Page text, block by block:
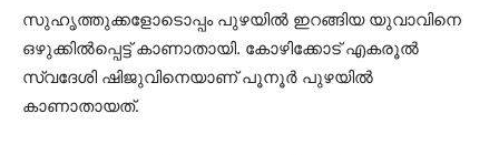
സുഹൃത്തുക്കളോടൊപ്പം പുഴയില്‍ ഇറങ്ങിയ യുവാവിനെ
ഒഴുക്കില്‍പ്പെട്ട് കാണാതായി. കോഴിക്കോട് എകരൂല്‍
സ്വദേശി ഷിജുവിനെയാണ് പൂനൂര്‍ പുഴയില്‍
കാണാതായത്.